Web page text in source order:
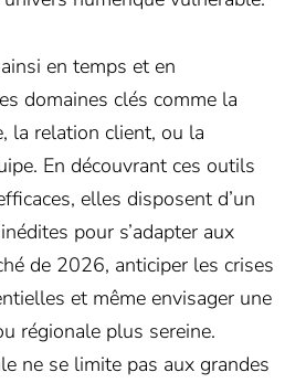
en temps et en
domaines clés comme la
la relation client, ou la
En découvrant ces outils
elles disposent d’un
pour s’adapter aux
de 2026, anticiper les crises
et même envisager une
régionale plus sereine.
ne se limite pas aux grandes